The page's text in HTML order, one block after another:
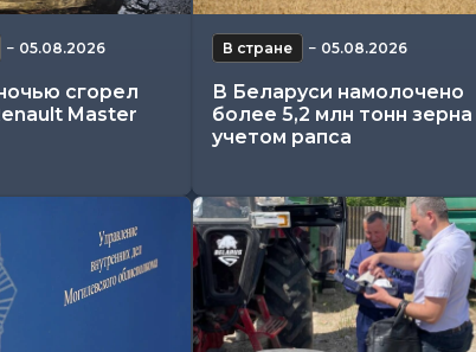
− 05.08.2026
сгорел
Master
В стране − 05.08.2026
В Беларуси намолочено
более 5,2 млн тонн зерна
учетом рапса